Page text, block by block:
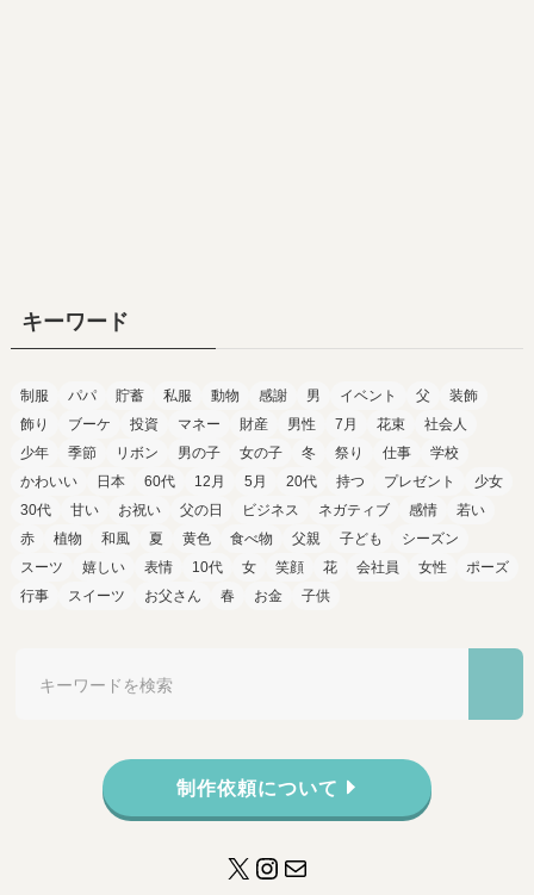
キーワード
制服 パパ 貯蓄 私服 動物 感謝 男 イベント 父
装飾
飾り
ブーケ 投資 マネー 財産 男性 7月 花束
社会人
少年
季節 リボン 男の子 女の子 冬 祭り 仕事
学校
かわいい
日本 60代 12月 5月 20代 持つ プレゼント
少女
30代
甘い お祝い 父の日 ビジネス ネガティブ 感情
若い
赤
植物 和風 夏 黄色 食べ物 父親 子ども
シーズン
スーツ
嬉しい 表情 10代 女 笑顔 花 会社員 女性
ポーズ
行事
スイーツ お父さん 春 お金 子供
制作依頼について
X Instagram
メール